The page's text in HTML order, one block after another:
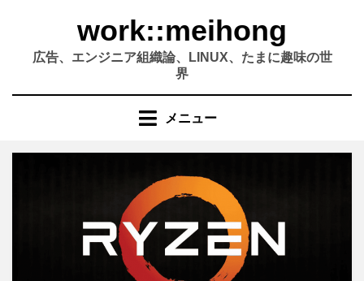
work::meihong
広告、エンジニア組織論、LINUX、たまに趣味の世
界
メニュー